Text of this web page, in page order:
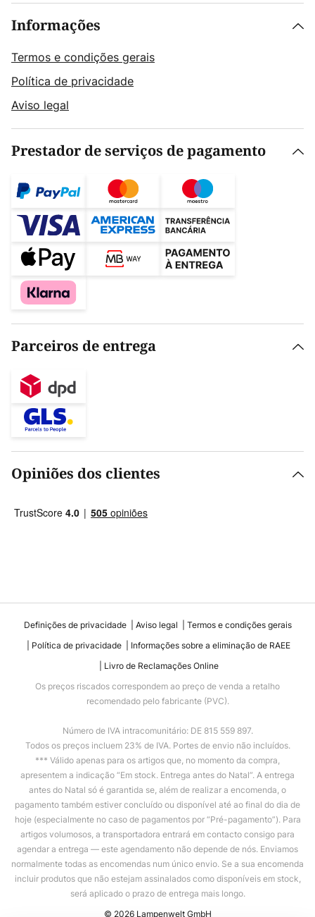
Informações
Termos e condições gerais
Política de privacidade
Aviso legal
Prestador de serviços de pagamento
Parceiros de entrega
Opiniões dos clientes
Definições de privacidade Aviso legal
Termos e condições gerais
Política de privacidade
Informações sobre a eliminação de RAEE
Livro de Reclamações Online
Os preços riscados correspondem ao preço de venda a retalho
recomendado pelo fabricante (PVC).
Número de IVA intracomunitário: DE 815 559 897.
Todos os preços incluem 23% de IVA. Portes de envio não incluídos.
*** Válido apenas para os artigos que, no momento da compra,
apresentem a indicação “Em stock. Entrega antes do Natal”. A entrega
antes do Natal só é garantida se, além de realizar a encomenda, o
pagamento também estiver concluído ou disponível até ao final do dia de
hoje (especialmente no caso de pagamentos por “Pré-pagamento”). Para
artigos volumosos, a transportadora entrará em contacto consigo para
agendar a entrega — este agendamento não depende de nós. Enviamos
normalmente todas as encomendas num único envio. Se a sua encomenda
incluir produtos que não estejam assinalados como disponíveis em stock,
será aplicado o prazo de entrega mais longo.
© 2026 Lampenwelt GmbH